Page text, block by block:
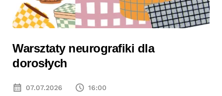
Warsztaty neurografiki dla
dorosłych
07.07.2026 16:00